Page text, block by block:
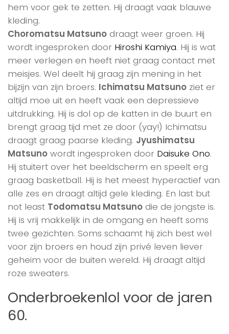
hem voor gek te zetten. Hij draagt vaak blauwe
kleding.
Choromatsu Matsuno draagt weer groen. Hij
wordt ingesproken door Hiroshi Kamiya. Hij is wat
meer verlegen en heeft niet graag contact met
meisjes. Wel deelt hij graag zijn mening in het
bijzijn van zijn broers. Ichimatsu Matsuno ziet er
altijd moe uit en heeft vaak een depressieve
uitdrukking. Hij is dol op de katten in de buurt en
brengt graag tijd met ze door (yay!) Ichimatsu
draagt graag paarse kleding. Jyushimatsu
Matsuno wordt ingesproken door Daisuke Ono.
Hij stuitert over het beeldscherm en speelt erg
graag basketball. Hij is het meest hyperactief van
alle zes en draagt altijd gele kleding. En last but
not least Todomatsu Matsuno die de jongste is.
Hij is vrij makkelijk in de omgang en heeft soms
twee gezichten. Soms schaamt hij zich best wel
voor zijn broers en houd zijn privé leven liever
geheim voor de buiten wereld. Hij draagt altijd
roze sweaters.
Onderbroekenlol voor de jaren
60.